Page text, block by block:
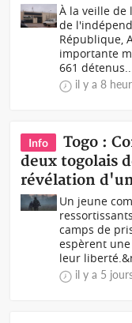
À la veille de
de
République,
importante
661
il y a 8
Info
Togo :
deux togolais
révélation
Un jeune
camps de
espèrent
leur
il y a 5